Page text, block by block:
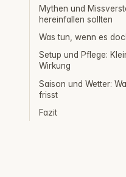
Mythen und
hereinfallen sollten
Was tun, wenn es
Setup und Pflege:
Wirkung
Saison und Wetter:
frisst
Fazit